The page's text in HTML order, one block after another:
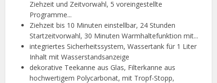
Ziehzeit und Zeitvorwahl, 5 voreingestellte
Programme...
Ziehzeit bis 10 Minuten einstellbar, 24 Stunden
Startzeitvorwahl, 30 Minuten Warmhaltefunktion mit...
integriertes Sicherheitssystem, Wassertank für 1 Liter
Inhalt mit Wasserstandsanzeige
dekorative Teekanne aus Glas, Filterkanne aus
hochwertigem Polycarbonat, mit Tropf-Stopp,